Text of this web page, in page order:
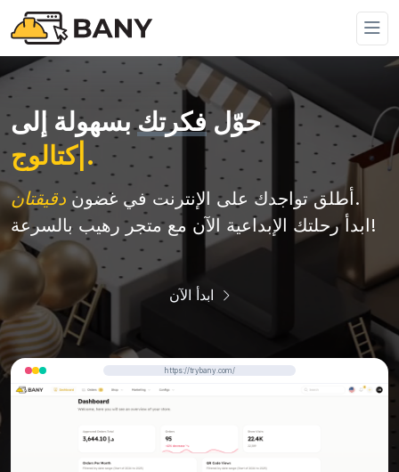
حوّلفكرتكبسهولة إلى
كتالوج إلكترون |
أطلق تواجدك على الإنترنت في غضون دقيقتان
.
ابدأ رحلتك الإبداعية الآن مع متجر رهيب بالسرعة!
https://trybany.com/